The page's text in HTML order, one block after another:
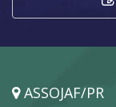
ASSOJAF/PR